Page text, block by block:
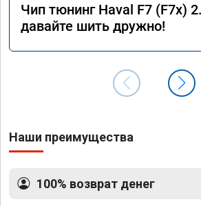
Чип тюнинг Haval F7 (F7x)
давайте шить дружно!
Наши преимущества
100% возврат денег